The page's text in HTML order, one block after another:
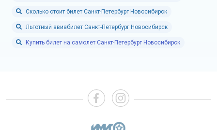
Сколько стоит билет Санкт-Петербург Новосибирск
Льготный авиабилет Санкт-Петербург Новосибирск
Купить билет на самолет Санкт-Петербург Новосибирск